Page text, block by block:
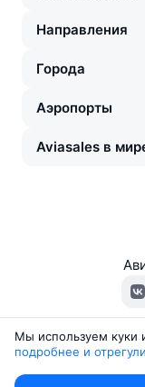
Направления
Города
Аэропорты
Aviasales в
Мы используем куки
подробнее и